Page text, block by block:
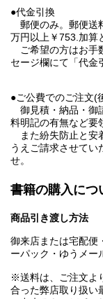
●代金引換
郵便のみ。郵便送
万円以上￥753.加算
ご希望の方はお手
セージ欄にて「代金
●ご公費でのご注文(
御見積・納品・御
料明記の有無など要
また紛失防止と安
うえご請求させてい
せ。
書籍の購入につ
商品引き渡し方法
御来店または宅配便
ーパック・ゆうメー
※送料は、ご注文よ
合った弊店取り扱い